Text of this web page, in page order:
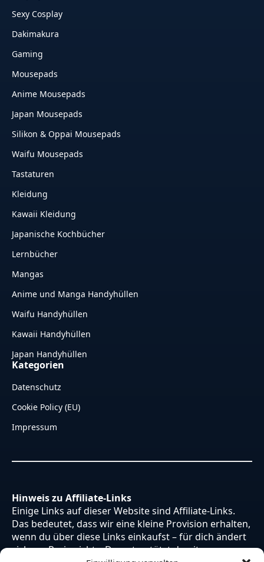
Sexy Cosplay
Dakimakura
Gaming
Mousepads
Anime Mousepads
Japan Mousepads
Silikon & Oppai Mousepads
Waifu Mousepads
Tastaturen
Kleidung
Kawaii Kleidung
Japanische Kochbücher
Lernbücher
Mangas
Anime und Manga Handyhüllen
Waifu Handyhüllen
Kawaii Handyhüllen
Japan Handyhüllen
Kategorien
Datenschutz
Cookie Policy (EU)
Impressum
Hinweis zu Affiliate-Links
Einige Links auf dieser Website sind Affiliate-Links.
Das bedeutet, dass wir eine kleine Provision erhalten,
wenn du über diese Links einkaufst – für dich ändert
sich am Preis nichts. Du unterstützt damit unsere